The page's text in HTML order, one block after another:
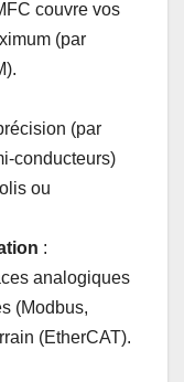
couvre vos
(par
(par
conducteurs)
ou
:
analogiques
(Modbus,
(EtherCAT).